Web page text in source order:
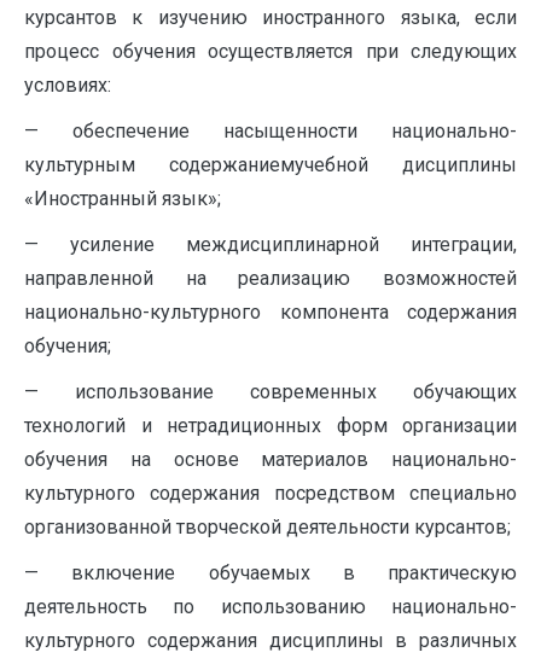
курсантов к изучению иностранного языка, если
процесс обучения осуществляется при следующих
условиях:
— обеспечение насыщенности национально-
культурным содержаниемучебной дисциплины
«Иностранный язык»;
— усиление междисциплинарной интеграции,
направленной на реализацию возможностей
национально-культурного компонента содержания
обучения;
— использование современных обучающих
технологий и нетрадиционных форм организации
обучения на основе материалов национально-
культурного содержания посредством специально
организованной творческой деятельности курсантов;
— включение обучаемых в практическую
деятельность по использованию национально-
культурного содержания дисциплины в различных